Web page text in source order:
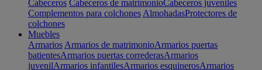
Cabeceros Cabeceros de matrimonioCabeceros juveniles
Complementos para colchones AlmohadasProtectores de
colchones
Muebles
Armarios Armarios de matrimonioArmarios puertas
batientesArmarios puertas correderasArmarios
juvenilArmarios infantilesArmarios esquinerosArmarios